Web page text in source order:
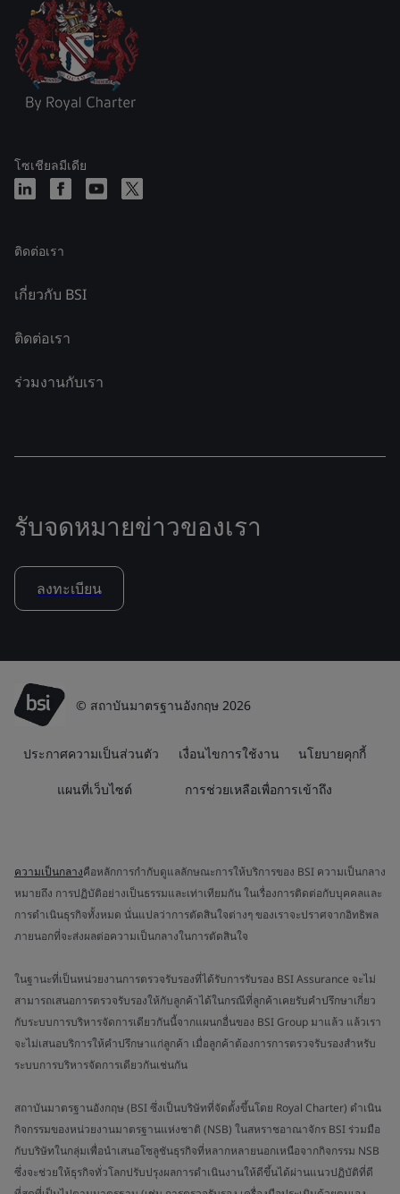
โซเชียลมีเดีย
ติดต่อเรา
เกี่ยวกับ BSI
ติดต่อเรา
ร่วมงานกับเรา
รับจดหมายข่าวของเรา
ลงทะเบียน
© สถาบันมาตรฐานอังกฤษ 2026
ประกาศความเป็นส่วนตัว เงื่อนไขการใช้งาน นโยบายคุกกี้
แผนที่เว็บไซต์ การช่วยเหลือเพื่อการเข้าถึง
ความเป็นกลางคือหลักการกำกับดูแลลักษณะการให้บริการของ BSI ความเป็นกลาง
หมายถึง การปฏิบัติอย่างเป็นธรรมและเท่าเทียมกัน ในเรื่องการติดต่อกับบุคคลและ
การดำเนินธุรกิจทั้งหมด นั่นแปลว่าการตัดสินใจต่างๆ ของเราจะปราศจากอิทธิพล
ภายนอกที่จะส่งผลต่อความเป็นกลางในการตัดสินใจ
ในฐานะที่เป็นหน่วยงานการตรวจรับรองที่ได้รับการรับรอง BSI Assurance จะไม่
สามารถเสนอการตรวจรับรองให้กับลูกค้าได้ในกรณีที่ลูกค้าเคยรับคำปรึกษาเกี่ยว
กับระบบการบริหารจัดการเดียวกันนี้จากแผนกอื่นของ BSI Group มาแล้ว แล้วเรา
จะไม่เสนอบริการให้คำปรึกษาแก่ลูกค้า เมื่อลูกค้าต้องการการตรวจรับรองสำหรับ
ระบบการบริหารจัดการเดียวกันเช่นกัน
สถาบันมาตรฐานอังกฤษ (BSI ซึ่งเป็นบริษัทที่จัดตั้งขึ้นโดย Royal Charter) ดำเนิน
กิจกรรมของหน่วยงานมาตรฐานแห่งชาติ (NSB) ในสหราชอาณาจักร BSI ร่วมมือ
กับบริษัทในกลุ่มเพื่อนำเสนอโซลูชันธุรกิจที่หลากหลายนอกเหนือจากกิจกรรม NSB
ซึ่งจะช่วยให้ธุรกิจทั่วโลกปรับปรุงผลการดำเนินงานให้ดีขึ้นได้ผ่านแนวปฏิบัติที่ดี